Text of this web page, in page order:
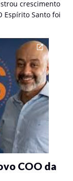
crescimento
Espírito Santo foi
COO da